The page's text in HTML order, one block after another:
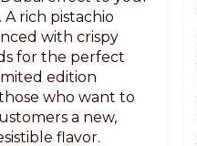
rich pistachio
with crispy
for the perfect
edition
who want to
a new,
flavor.